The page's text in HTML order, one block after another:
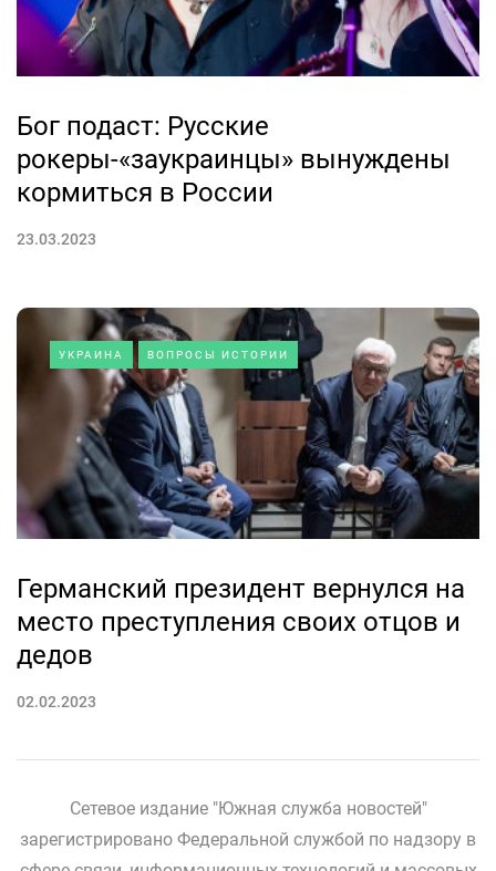
Бог подаст: Русские
рокеры-«заукраинцы» вынуждены
кормиться в России
23.03.2023
УКРАИНА ВОПРОСЫ ИСТОРИИ
Германский президент вернулся на
место преступления своих отцов и
дедов
02.02.2023
Сетевое издание "Южная служба новостей"
зарегистрировано Федеральной службой по надзору в